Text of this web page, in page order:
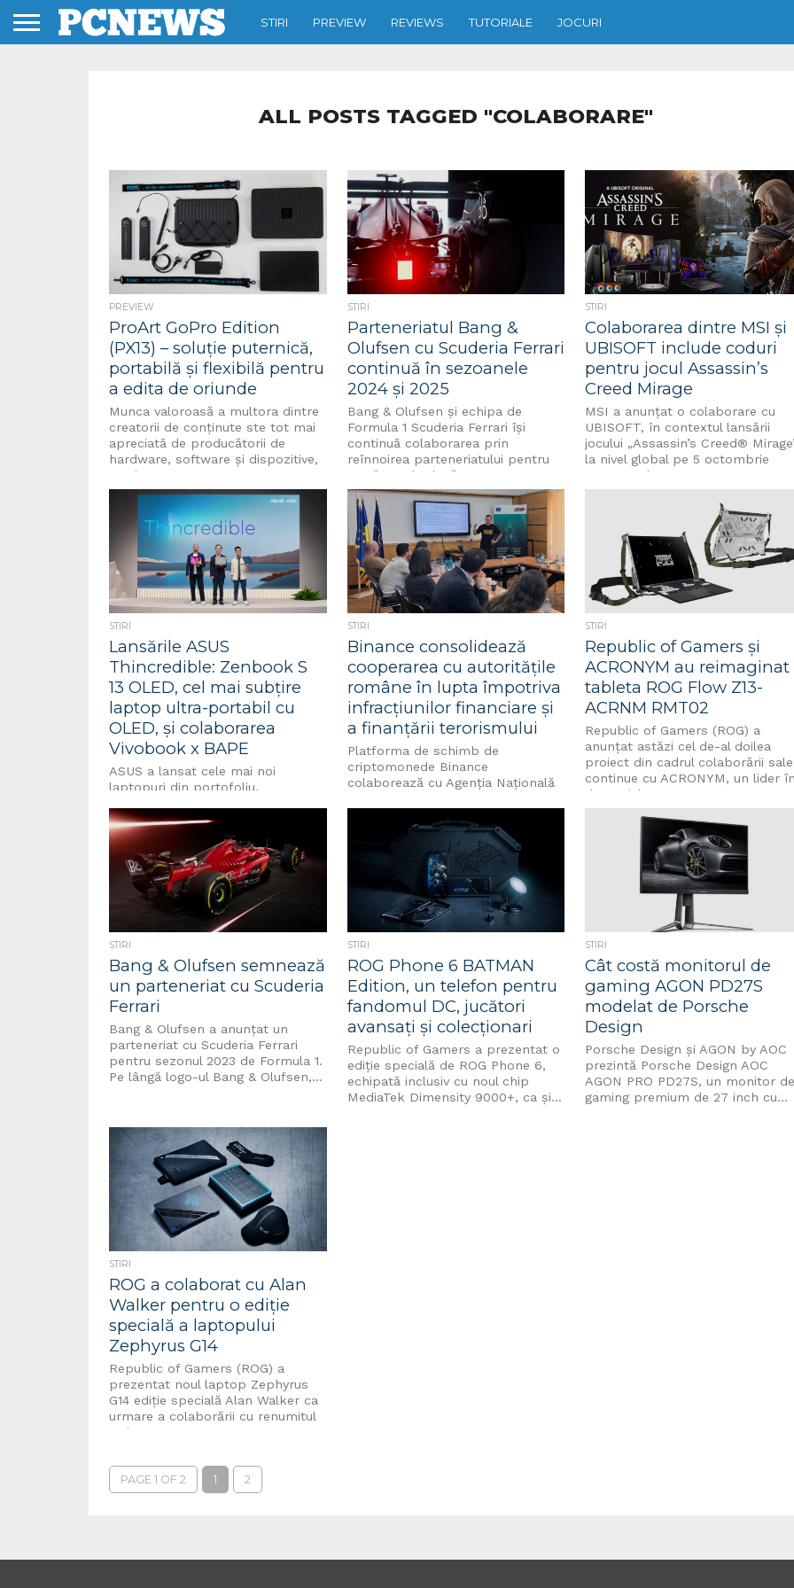
STIRI PREVIEW REVIEWS TUTORIALE JOCURI
ALL POSTS TAGGED "COLABORARE"
PREVIEW
ProArt GoPro Edition
(PX13) – soluție puternică,
portabilă și flexibilă pentru
a edita de oriunde
Munca valoroasă a multora dintre
creatorii de conținute ste tot mai
apreciată de producătorii de
hardware, software și dispozitive,
motiv pentru care...
STIRI
Parteneriatul Bang &
Olufsen cu Scuderia Ferrari
continuă în sezoanele
2024 și 2025
Bang & Olufsen și echipa de
Formula 1 Scuderia Ferrari își
continuă colaborarea prin
reînnoirea parteneriatului pentru
următoarele două sezoane, 2024
și...
STIRI
Colaborarea dintre MSI și
UBISOFT include coduri
pentru jocul Assassin’s
Creed Mirage
MSI a anunțat o colaborare cu
UBISOFT, în contextul lansării
jocului „Assassin’s Creed®
la nivel global pe 5 octombrie
2023. Noul...
STIRI
Lansările ASUS
Thincredible: Zenbook S
13 OLED, cel mai subțire
laptop ultra-portabil cu
OLED, și colaborarea
Vivobook x BAPE
ASUS a lansat cele mai noi
laptopuri din portofoliu,
și Vivobook în cadrul
evenimentului de lansare
Thincredible. Zenbook...
STIRI
Binance consolidează
cooperarea cu autoritățile
române în lupta împotriva
infracțiunilor financiare și
a finanțării terorismului
Platforma de schimb de
criptomonede Binance
colaborează cu Agenția Națională
susține un workshop parte din...
STIRI
Republic of Gamers și
ACRONYM au reimaginat
tableta ROG Flow Z13-
ACRNM RMT02
Republic of Gamers (ROG) a
anunțat astăzi cel de-al doilea
proiect din cadrul colaborării sale
continue cu ACRONYM, un lider
domeniul...
STIRI
Bang & Olufsen semnează
un parteneriat cu Scuderia
Ferrari
Bang & Olufsen a anunțat un
parteneriat cu Scuderia Ferrari
pentru sezonul 2023 de Formula 1.
Pe lângă logo-ul Bang & Olufsen,...
STIRI
ROG Phone 6 BATMAN
Edition, un telefon pentru
fandomul DC, jucători
avansați și colecționari
Republic of Gamers a prezentat o
ediție specială de ROG Phone 6,
echipată inclusiv cu noul chip
MediaTek Dimensity 9000+, ca și...
STIRI
Cât costă monitorul de
gaming AGON PD27S
modelat de Porsche
Design
Porsche Design și AGON by AOC
prezintă Porsche Design AOC
AGON PRO PD27S, un monitor
gaming premium de 27 inch cu...
STIRI
ROG a colaborat cu Alan
Walker pentru o ediție
specială a laptopului
Zephyrus G14
Republic of Gamers (ROG) a
prezentat noul laptop Zephyrus
G14 ediție specială Alan Walker ca
urmare a colaborării cu renumitul
artist, DJ...
PAGE 1 OF 2 1 2